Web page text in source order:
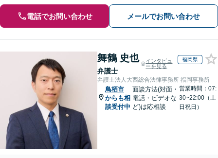
電話でお問い合わせ メールでお問い合わせ
舞鶴 史也
弁護士
インタビュ
ーを見る
福岡県
弁護士法人大西総合法律事務所 福岡事務所
鳥栖市
からも相
談受付中
面談方法(対面・
電話・ビデオな
ど)は応相談
営業時間：07:
30~22:00（土
日祝日）